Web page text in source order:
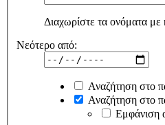
Διαχωρίστε τα ονόματα
Νεότερο από:
Αναζήτηση στο
Αναζήτηση στο
Εμφάνιση